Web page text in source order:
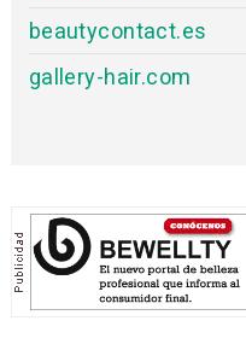
beautycontact.es
gallery-hair.com